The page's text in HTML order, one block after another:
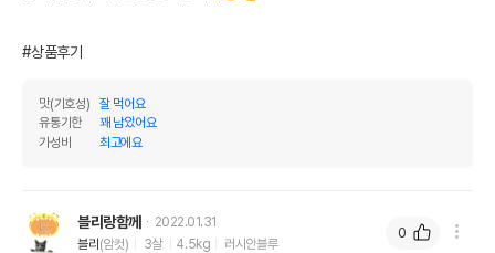
#상품후기
맛(기호성)
잘 먹어요
유통기한
꽤 남았어요
가성비
최고에요
블리랑함께
2022.01.31
블리(암컷) 3살 4.5kg 러시안블루
0